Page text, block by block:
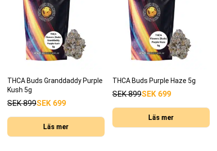
THCA Buds Granddaddy Purple
Kush 5g
SEK899SEK 699
Läs mer
THCA Buds Purple Haze 5g
SEK899SEK 699
Läs mer